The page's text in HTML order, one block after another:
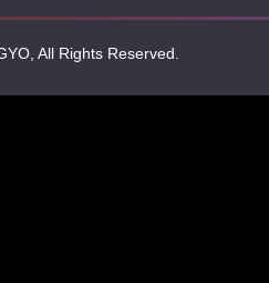
All Rights Reserved.